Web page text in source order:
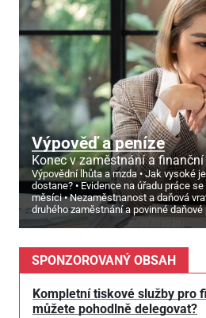
Výpověď a peníze
Konec v zaměstnání a
Výpovědní lhůta a mzda
Jak vysoké
dostane?
Evidence na úřadu práce
měsíci
Nezaměstnanost a daňová
druhého zaměstnání a povinné daňové
SPONZOROVANÝ OBSAH
Kompletní tiskové služby pro
můžete pohodlně delegovat?